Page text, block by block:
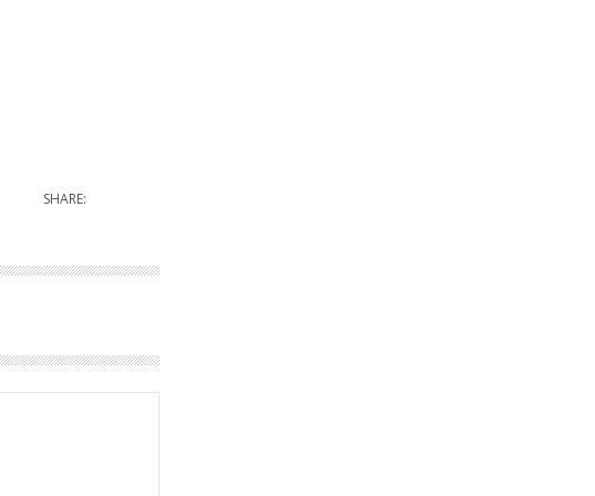
SHARE: